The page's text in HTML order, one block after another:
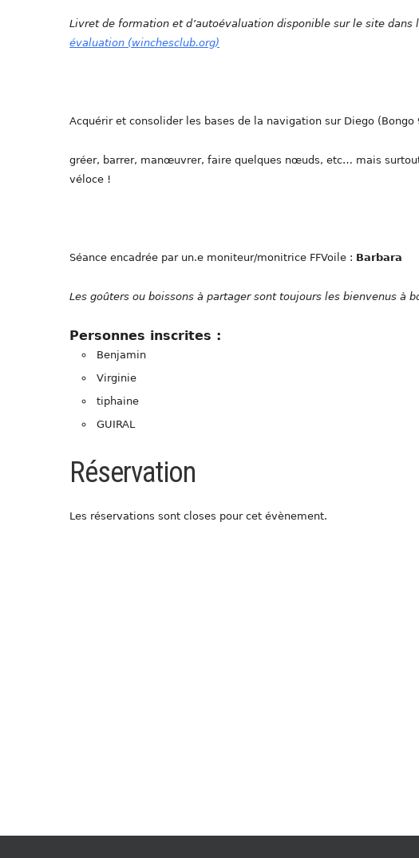
Livret de formation et d’autoévaluation disponible sur le site dans
évaluation (winchesclub.org)
Acquérir et consolider les bases de la navigation sur Diego (Bongo
gréer, barrer, manœuvrer, faire quelques nœuds, etc… mais
véloce !
Séance encadrée par un.e moniteur/monitrice FFVoile : Barbara
Les goûters ou boissons à partager sont toujours les bienvenus à
Personnes inscrites :
Benjamin
Virginie
tiphaine
GUIRAL
Réservation
Les réservations sont closes pour cet évènement.